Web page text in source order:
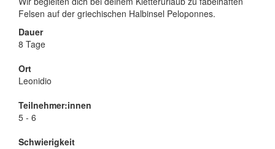
Felsen auf der griechischen Halbinsel Peloponnes.
Dauer
8 Tage
Ort
Leonidio
Teilnehmer:innen
5 - 6
Schwierigkeit